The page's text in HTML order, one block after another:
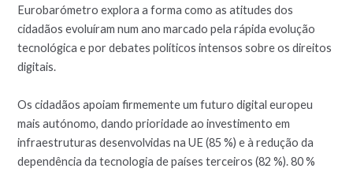
Eurobarómetro explora a forma como as atitudes dos
cidadãos evoluíram num ano marcado pela rápida evolução
tecnológica e por debates políticos intensos sobre os direitos
digitais.
Os cidadãos apoiam firmemente um futuro digital europeu
mais autónomo, dando prioridade ao investimento em
infraestruturas desenvolvidas na UE (85 %) e à redução da
dependência da tecnologia de países terceiros (82 %). 80 %